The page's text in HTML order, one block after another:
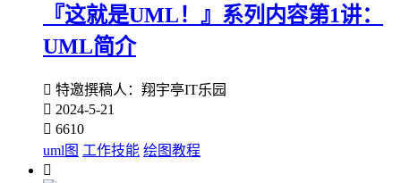
『这就是UML！』系列内容第1讲：
UML简介
 特邀撰稿人：翔宇亭IT乐园
 2024-5-21
 6610
uml图 工作技能 绘图教程
